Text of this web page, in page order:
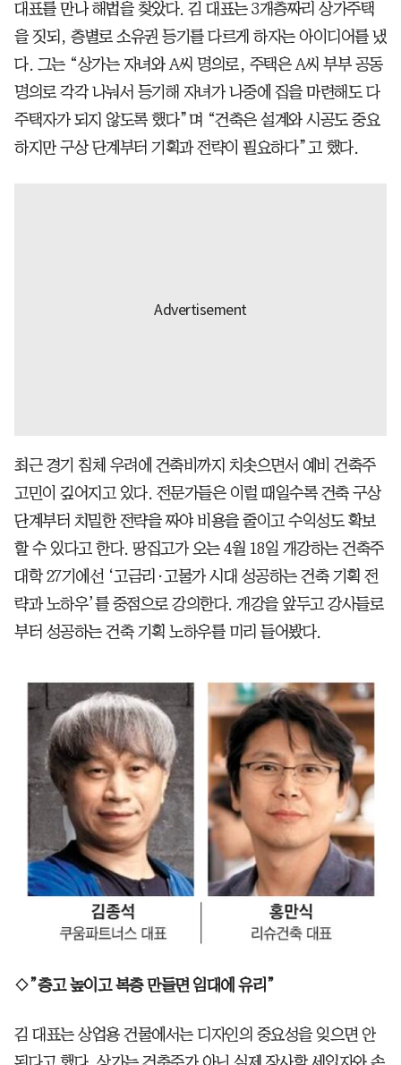
대표를 만나 해법을 찾았다. 김 대표는 3개층짜리 상가주택
을 짓되, 층별로 소유권 등기를 다르게 하자는 아이디어를 냈
다. 그는 “상가는 자녀와 A씨 명의로, 주택은 A씨 부부 공동
명의로 각각 나눠서 등기해 자녀가 나중에 집을 마련해도 다
주택자가 되지 않도록 했다”며 “건축은 설계와 시공도 중요
하지만 구상 단계부터 기획과 전략이 필요하다”고 했다.
최근 경기 침체 우려에 건축비까지 치솟으면서 예비 건축주
고민이 깊어지고 있다. 전문가들은 이럴 때일수록 건축 구상
단계부터 치밀한 전략을 짜야 비용을 줄이고 수익성도 확보
할 수 있다고 한다. 땅집고가 오는 4월 18일 개강하는 건축주
대학 27기에선 ‘고금리·고물가 시대 성공하는 건축 기획 전
략과 노하우’를 중점으로 강의한다. 개강을 앞두고 강사들로
부터 성공하는 건축 기획 노하우를 미리 들어봤다.
◇”층고 높이고 복층 만들면 임대에 유리”
김 대표는 상업용 건물에서는 디자인의 중요성을 잊으면 안